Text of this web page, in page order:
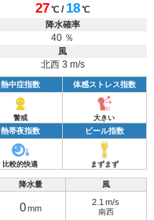
27℃ / 18℃
降水確率
40 ％
風
北西 3 m/s
熱中症指数 体感ストレス指数
警戒 大きい
熱帯夜指数 ビール指数
比較的快適 まずまず
降水量 風
0 mm
2.1 m/s
南西